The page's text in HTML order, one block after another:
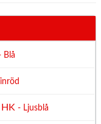
Blå
HK - Ljusblå